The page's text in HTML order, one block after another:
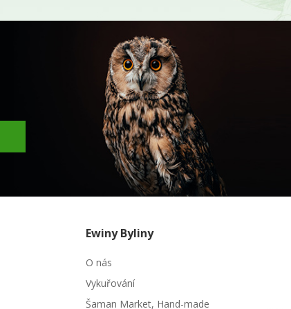
Ewiny Byliny
O nás
Vykuřování
Šaman Market, Hand-made